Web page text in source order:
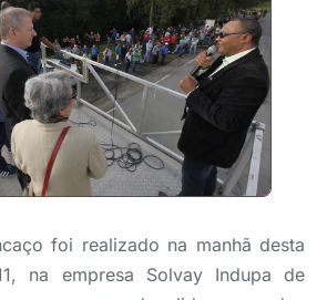
foi realizado na manhã desta
na empresa Solvay Indupa de